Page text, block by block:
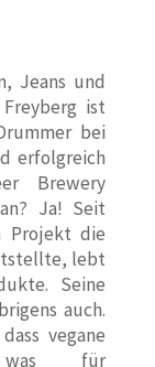
Jeans und
ist
bei
erfolgreich
Brewery
Ja! Seit
Projekt die
lebt
Seine
auch.
vegane
für